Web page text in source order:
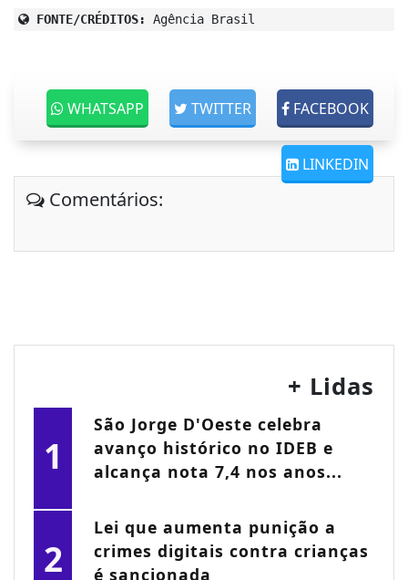
FONTE/CRÉDITOS: Agência Brasil
FACEBOOK
TWITTER
WHATSAPP
LINKEDIN
Comentários:
+ Lidas
1
São Jorge D'Oeste celebra
avanço histórico no IDEB e
alcança nota 7,4 nos anos...
2
Lei que aumenta punição a
crimes digitais contra crianças
é sancionada